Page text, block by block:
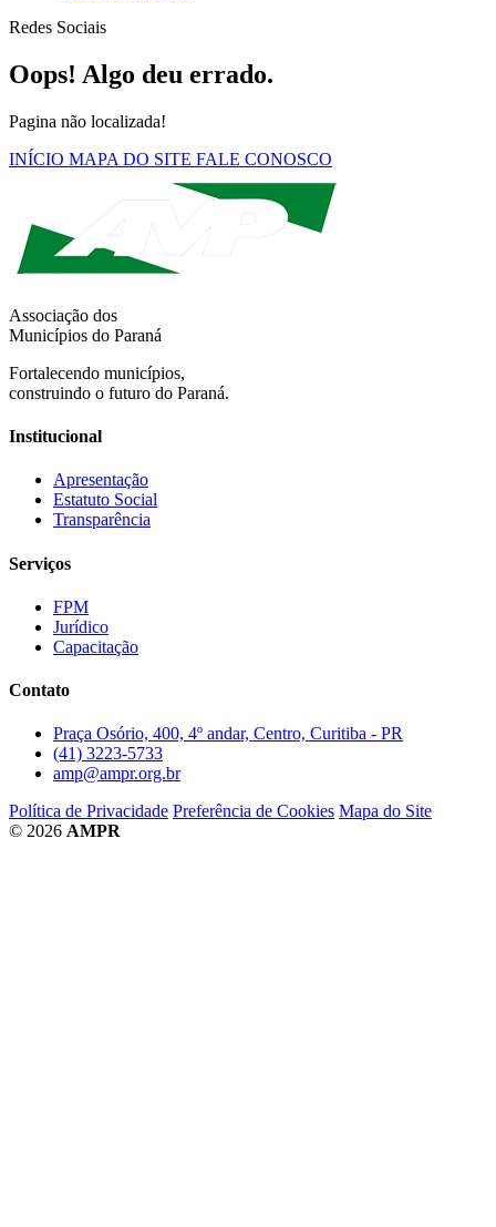
Redes Sociais
Oops! Algo deu errado.
Pagina não localizada!
INÍCIO MAPA DO SITE FALE CONOSCO
Associação dos
Municípios do Paraná
Fortalecendo municípios,
construindo o futuro do Paraná.
Institucional
Apresentação
Estatuto Social
Transparência
Serviços
FPM
Jurídico
Capacitação
Contato
Praça Osório, 400, 4º andar, Centro, Curitiba - PR
(41) 3223-5733
amp@ampr.org.br
Política de Privacidade Preferência de Cookies Mapa do Site
© 2026 AMPR